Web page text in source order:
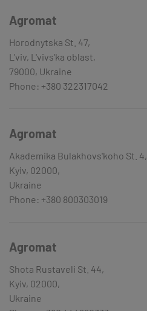
Agromat
Horodnytska St. 47,
L'viv, L'vivs'ka oblast,
79000, Ukraine
Phone: +380 322317042
Agromat
Akademika Bulakhovs'koho St. 4,
Kyiv, 02000,
Ukraine
Phone: +380 800303019
Agromat
Shota Rustaveli St. 44,
Kyiv, 02000,
Ukraine